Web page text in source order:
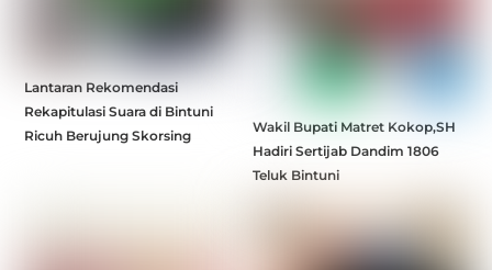
Lantaran Rekomendasi
Rekapitulasi Suara di Bintuni
Ricuh Berujung Skorsing
Wakil Bupati Matret Kokop,SH
Hadiri Sertijab Dandim 1806
Teluk Bintuni